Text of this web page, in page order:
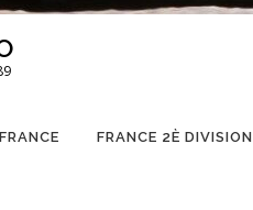
FRANCE 2È DIVISION